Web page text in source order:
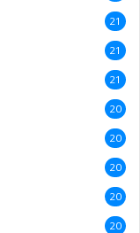
21
21
21
20
20
20
20
20